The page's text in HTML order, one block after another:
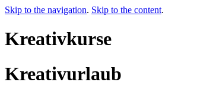
Skip to the navigation. Skip to the content.
Kreativkurse
Kreativurlaub